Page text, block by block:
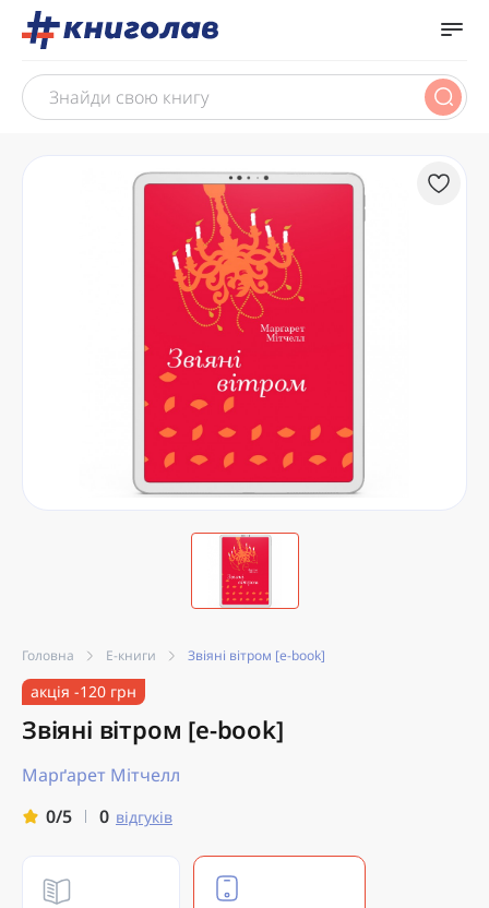
Головна Е-книги Звіяні вітром [e-book]
акція -120 грн
Звіяні вітром [e-book]
Марґарет Мітчелл
0/5
0 відгуків